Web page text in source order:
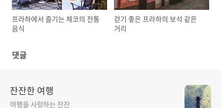
프라하에서 즐기는 체코의 전통
음식
걷기 좋은 프라하의 보석 같은
거리
댓글
잔잔한 여행
여행을 사랑하는 잔잔